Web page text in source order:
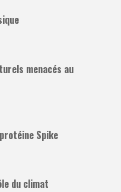
menacés au
Spike
du climat